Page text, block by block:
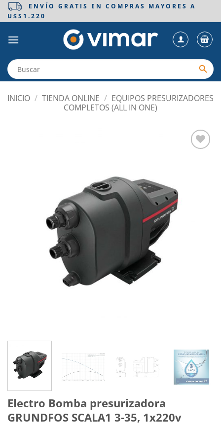
Saltar
ENVÍO GRATIS EN COMPRAS MAYORES A
U$S1.220
INICIO / TIENDA ONLINE / EQUIPOS PRESURIZADORES
COMPLETOS (ALL IN ONE)
Electro Bomba presurizadora
GRUNDFOS SCALA1 3-35, 1x220v